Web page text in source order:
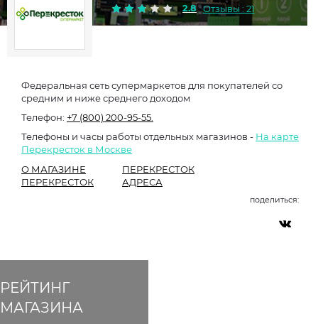
2.8 Отзывы : 21
РЕЙТИНГ
МАГАЗИНА
Федеральная сеть супермаркетов для покупателей со
средним и ниже среднего доходом
Телефон: +7 (800) 200-95-55.
Телефоны и часы работы отдельных магазинов - На карте
Перекресток в Москве
О МАГАЗИНЕ
ПЕРЕКРЕСТОК
ПЕРЕКРЕСТОК
АДРЕСА
поделиться: